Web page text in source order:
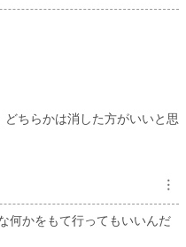
ちらかは消した方がいいと思
︙
何かをもて行ってもいいんだ